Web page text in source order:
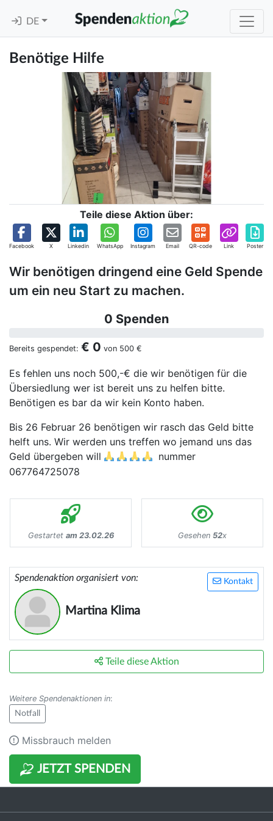
DE
Benötige Hilfe
Teile diese Aktion über:
Facebook X Linkedin WhatsApp Instagram Email QR-code Link Poster
Wir benötigen dringend eine Geld Spende
um ein neu Start zu machen.
0 Spenden
Bereits gespendet: € 0 von 500 €
Es fehlen uns noch 500,-€ die wir benötigen für die
Übersiedlung wer ist bereit uns zu helfen bitte.
Benötigen es bar da wir kein Konto haben.
Bis 26 Februar 26 benötigen wir rasch das Geld bitte
helft uns. Wir werden uns treffen wo jemand uns das
Geld übergeben will
nummer
067764725078
Gestartet am 23.02.26 Gesehen 52x
Kontakt
Spendenaktion organisiert von:
Martina Klima
JETZT SPENDEN
Teile diese Aktion
Weitere Spendenaktionen in:
Notfall
Missbrauch melden